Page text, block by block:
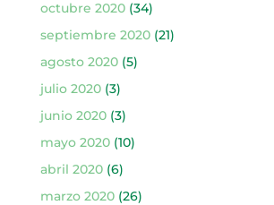
octubre 2020(34)
septiembre 2020(21)
agosto 2020(5)
julio 2020(3)
junio 2020(3)
mayo 2020(10)
abril 2020(6)
marzo 2020(26)